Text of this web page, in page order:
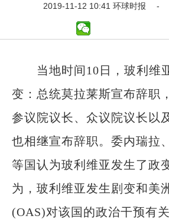
2019-11-12 10:41 环球时报 -
当地时间10日，玻利维
变：总统莫拉莱斯宣布辞职
参议院议长、众议院议长以
也相继宣布辞职。委内瑞拉
等国认为玻利维亚发生了政
为，玻利维亚发生剧变和美
(OAS)对该国的政治干预有